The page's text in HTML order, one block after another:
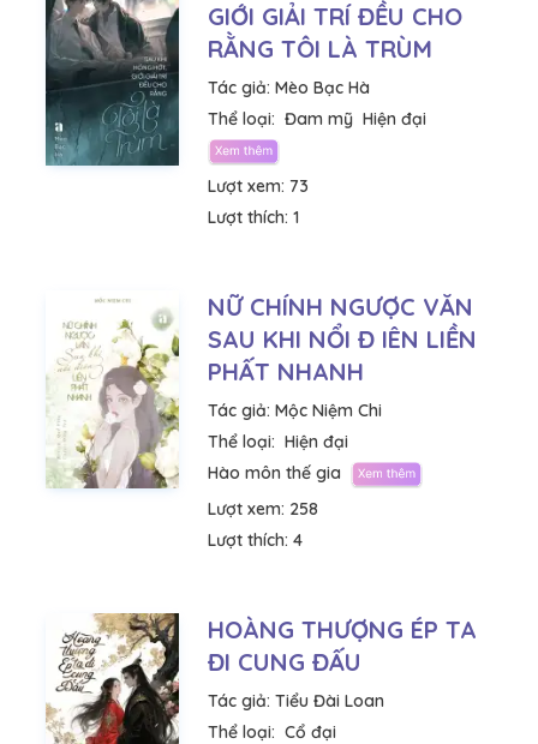
GIỚI GIẢI TRÍ ĐỀU CHO
RẰNG TÔI LÀ TRÙM
Tác giả: Mèo Bạc Hà
Thể loại: Đam mỹ Hiện đại
Lượt xem: 73
Lượt thích: 1
NỮ CHÍNH NGƯỢC VĂN
SAU KHI NỔI Đ IÊN LIỀN
PHẤT NHANH
Tác giả: Mộc Niệm Chi
Thể loại: Hiện đại
Hào môn thế gia
Lượt xem: 258
Lượt thích: 4
HOÀNG THƯỢNG ÉP TA
ĐI CUNG ĐẤU
Tác giả: Tiểu Đài Loan
Thể loại: Cổ đại